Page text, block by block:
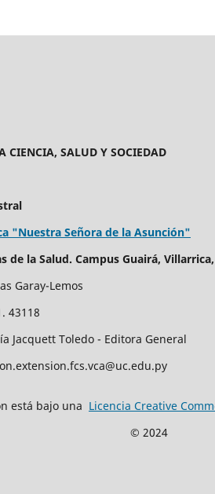
CIENCIA, SALUD Y SOCIEDAD
"Nuestra Señora de la Asunción"
de la Salud. Campus Guairá,
Garay-Lemos
43118
Jacquett Toledo - Editora General
está bajo una Licencia Creative
© 2024